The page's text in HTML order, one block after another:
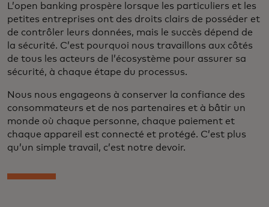
L’open banking prospère lorsque les particuliers et les
petites entreprises ont des droits clairs de posséder et
de contrôler leurs données, mais le succès dépend de
la sécurité. C’est pourquoi nous travaillons aux côtés
de tous les acteurs de l’écosystème pour assurer sa
sécurité, à chaque étape du processus.
Nous nous engageons à conserver la confiance des
consommateurs et de nos partenaires et à bâtir un
monde où chaque personne, chaque paiement et
chaque appareil est connecté et protégé. C’est plus
qu’un simple travail, c’est notre devoir.